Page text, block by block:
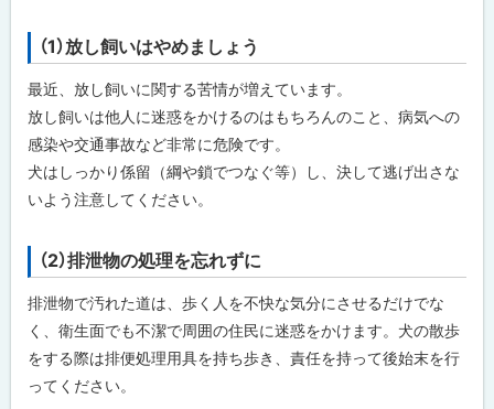
る
ト
プ
に
戻
る
（1）放し飼いはやめましょう
最近、放し飼いに関する苦情が増えています。
放し飼いは他人に迷惑をかけるのはもちろんのこと、病気への
感染や交通事故など非常に危険です。
犬はしっかり係留（綱や鎖でつなぐ等）し、決して逃げ出さな
いよう注意してください。
ト
プ
に
戻
る
（2）排泄物の処理を忘れずに
排泄物で汚れた道は、歩く人を不快な気分にさせるだけでな
く、衛生面でも不潔で周囲の住民に迷惑をかけます。犬の散歩
をする際は排便処理用具を持ち歩き、責任を持って後始末を行
ってください。